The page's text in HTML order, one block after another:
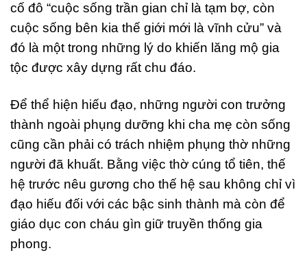
cố đô “cuộc sống trần gian chỉ là tạm bợ, còn
cuộc sống bên kia thế giới mới là vĩnh cửu” và
đó là một trong những lý do khiến lăng mộ gia
tộc được xây dựng rất chu đáo.
Để thể hiện hiếu đạo, những người con trưởng
thành ngoài phụng dưỡng khi cha mẹ còn sống
cũng cần phải có trách nhiệm phụng thờ những
người đã khuất. Bằng việc thờ cúng tổ tiên, thế
hệ trước nêu gương cho thế hệ sau không chỉ vì
đạo hiếu đối với các bậc sinh thành mà còn để
giáo dục con cháu gìn giữ truyền thống gia
phong.